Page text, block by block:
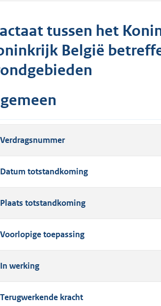
tussen het
België
Verdragsnummer
Datum totstandkoming
Plaats totstandkoming
Voorlopige toepassing
In werking
Terugwerkende kracht